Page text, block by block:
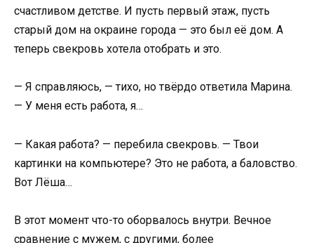
счастливом детстве. И пусть первый этаж, пусть
старый дом на окраине города — это был её дом. А
теперь свекровь хотела отобрать и это.
— Я справляюсь, — тихо, но твёрдо ответила Марина.
— У меня есть работа, я…
— Какая работа? — перебила свекровь. — Твои
картинки на компьютере? Это не работа, а баловство.
Вот Лёша…
В этот момент что-то оборвалось внутри. Вечное
сравнение с мужем, с другими, более